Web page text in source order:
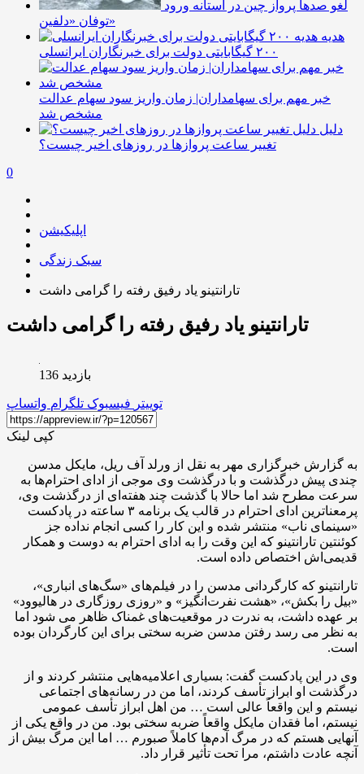
لغو صدها پرواز چین در آستانه ورود
توفان «دلفین»
هدیه
۲۰۰ گیگابایتی دولت برای خبرنگاران ایرانسلی
خبر مهم برای سهامداران| زمان واریز سود سهام عدالت
مشخص شد
دلیل
تغییر ساعت پروازها در روزهای اخیر چیست؟
0
اپلیکیشن
سبک زندگی
تارانتینو یاد رفیق رفته را گرامی داشت
تارانتینو یاد رفیق رفته را گرامی داشت
بازدید 136
توییتر فیسبوک تلگرام واتساپ
کپی لینک
به گزارش خبرگزاری مهر به نقل از ورلد آف ریل، مایکل مدسن
چندی پیش درگذشت و با درگذشت وی موجی از ادای احترام‌ها به
سرعت مطرح شد اما حالا با گذشت چند هفته‌ای از درگذشت وی،
پرمعناترین ادای احترام در قالب یک برنامه ۳ ساعته در پادکست
«سینمای ناب» منتشر شده و این کار را کسی انجام نداده جز
کوئنتین تارانتینو که این وقت را به ادای احترام به دوست و همکار
قدیمی‌اش اختصاص داده است.
تارانتینو که کارگردانی مدسن را در فیلم‌های «سگ‌های انباری»،
«بیل را بکش»، «هشت نفرت‌انگیز» و «روزی روزگاری در هالیوود»
بر عهده داشت، به ندرت در موقعیت‌های غمناک ظاهر می شود اما
به نظر می رسد رفتن مدسن ضربه سختی برای این کارگردان بوده
است.
وی در این پادکست گفت: بسیاری اعلامیه‌هایی منتشر کردند و از
درگذشت او ابراز تأسف کردند، اما من در رسانه‌های اجتماعی
نیستم و این واقعاً عالی است … من اهل ابراز تأسف عمومی
نیستم، اما فقدان مایکل واقعاً ضربه سختی بود. من در واقع یکی از
آنهایی هستم که در مرگ آدم‌ها کاملاً صبورم … اما این مرگ بیش از
آنچه عادت داشتم، مرا تحت تأثیر قرار داد.